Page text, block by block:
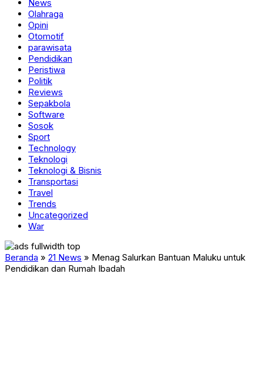
News
Olahraga
Opini
Otomotif
parawisata
Pendidikan
Peristiwa
Politik
Reviews
Sepakbola
Software
Sosok
Sport
Technology
Teknologi
Teknologi & Bisnis
Transportasi
Travel
Trends
Uncategorized
War
Beranda » 21 News » Menag Salurkan Bantuan Maluku untuk
Pendidikan dan Rumah Ibadah